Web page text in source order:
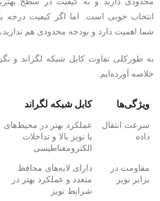
انتخاب خوبی است. اما اگر کیفیت درجه
شما اهمیت دارد و بودجه محدودی هم ندارید،
به طورکلی تفاوت کابل شبکه لگراند و
خلاصه آورده‌ایم.
ویژگی‌ها کابل شبکه لگراند
سرعت انتقال
داده
عملکرد بهتر در محیط‌های
با نویز بالا و تداخلات
الکترومغناطیسی
مقاومت در
برابر نویز
دارای لایه‌های محافظ
متعدد و عملکرد بهتر در
شرایط نویز